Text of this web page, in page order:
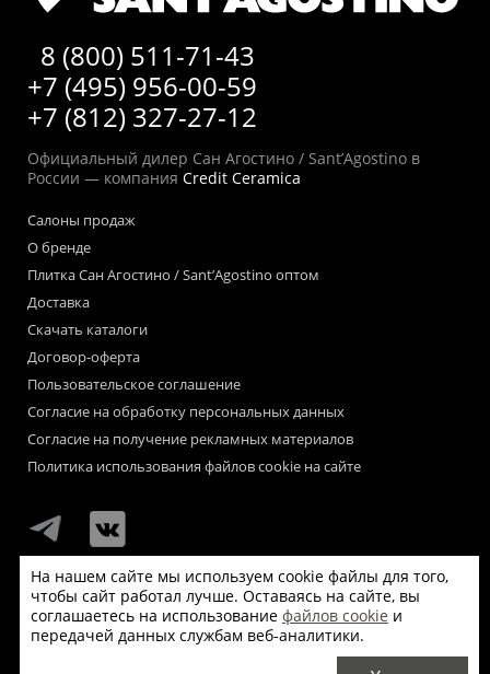
8 (800) 511-71-43
+7 (495) 956-00-59
+7 (812) 327-27-12
Официальный дилер Сан Агостино / Sant’Agostino в
России — компания Credit Ceramica
Салоны продаж
О бренде
Плитка Сан Агостино / Sant’Agostino оптом
Доставка
Скачать каталоги
Договор-оферта
Пользовательское соглашение
Согласие на обработку персональных данных
Согласие на получение рекламных материалов
Политика использования файлов cookie на сайте
Мы используем файлы «cookie» для функционирования сайта.
Если Вас это не устраивает, пожалуйста, покиньте сайт.
На нашем сайте мы используем cookie файлы для того,
чтобы сайт работал лучше. Оставаясь на сайте, вы
соглашаетесь на использование файлов cookie и
передачей данных службам веб-аналитики.